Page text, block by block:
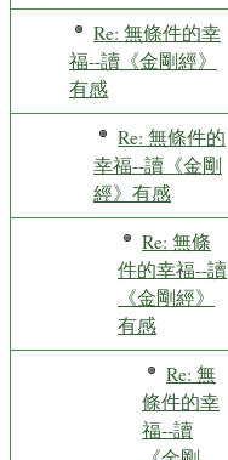
Re: 無條件的幸
福--讀《金剛經》
有感
Re: 無條件的
幸福--讀《金剛
經》有感
Re: 無條
件的幸福--讀
《金剛經》
有感
Re: 無
條件的幸
福--讀